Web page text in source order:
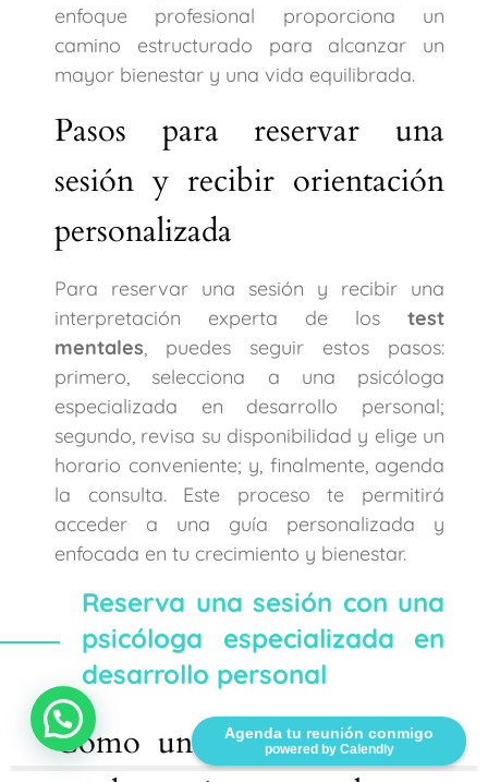
Agenda tu reunión conmigo
powered by Calendly
enfoque profesional proporciona un
camino estructurado para alcanzar un
mayor bienestar y una vida equilibrada.
Pasos para reservar una
sesión y recibir orientación
personalizada
Para reservar una sesión y recibir una
interpretación experta de los test
mentales, puedes seguir estos pasos:
primero, selecciona a una psicóloga
especializada en desarrollo personal;
segundo, revisa su disponibilidad y elige un
horario conveniente; y, finalmente, agenda
la consulta. Este proceso te permitirá
acceder a una guía personalizada y
enfocada en tu crecimiento y bienestar.
Reserva una sesión con una
psicóloga especializada en
desarrollo personal
Cómo una psicóloga puede